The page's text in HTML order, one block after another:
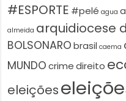
#ESPORTE #pelé agua
almeida arquidiocese
BOLSONARO brasil caema
MUNDO crime direito
eleições